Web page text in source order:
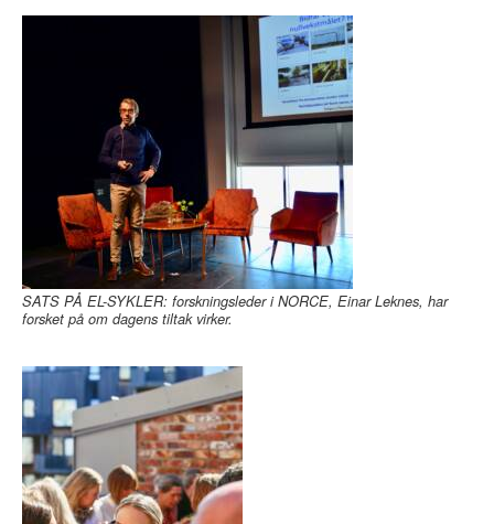
SATS PÅ EL-SYKLER: forskningsleder i NORCE, Einar Leknes, har
forsket på om dagens tiltak virker.